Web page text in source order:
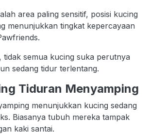
area paling sensitif, posisi kucing
menunjukkan tingkat kepercayaan
tidak semua kucing suka perutnya
sedang tidur terlentang.
Tiduran Menyamping
menunjukkan kucing sedang
Biasanya tubuh mereka tampak
kaki santai.